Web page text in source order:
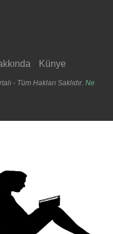
Künye
- Tüm Hakları Saklıdır. Ne